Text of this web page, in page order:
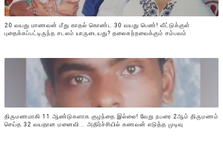
20 வயது மாணவன் மீது காதல் கொண்ட 30 வயது பெண்! வீட்டுக்குள்
புதைக்கப்பட்டிருந்த சடலம் யாருடையது? தலைசுற்றவைக்கும் சம்பவம்
திருமணமாகி 11 ஆண்டுகளாக குழந்தை இல்லை! வேறு நபரை 2ஆம் திருமணம்
செய்த 32 வயதான மனைவி... அதிர்ச்சியில் கணவன் எடுத்த முடிவு